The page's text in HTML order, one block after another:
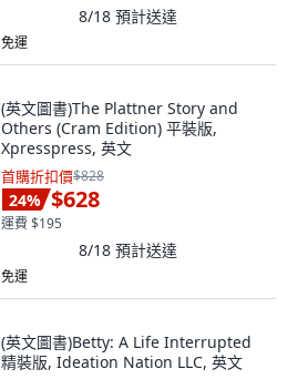
8/18 預計送達
免運
(英文圖書)The Plattner Story and
Others (Cram Edition) 平裝版,
Xpresspress, 英文
首購折扣價$828
24% $628
運費 $195
8/18 預計送達
免運
(英文圖書)Betty: A Life Interrupted
精裝版, Ideation Nation LLC, 英文